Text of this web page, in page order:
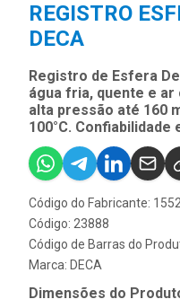
REGISTRO
DECA
Registro de Esfera
água fria, quente e
alta pressão até 160
100°C. Confiabilidade
Código do Fabricante:
Código: 23888
Código de Barras do
Marca: DECA
Dimensões do